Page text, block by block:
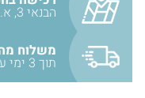
הבנאי 3, א.ת. חולון
משלוח
תוך 3 ימי עסקים